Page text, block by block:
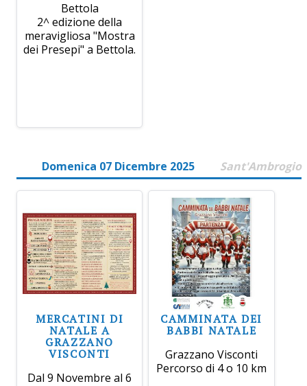
Bettola
2^ edizione della
meravigliosa "Mostra
dei Presepi" a Bettola.
Domenica 07 Dicembre 2025 Sant'Ambrogio
MERCATINI DI
NATALE A
GRAZZANO
VISCONTI
Dal 9 Novembre al 6
CAMMINATA DEI
BABBI NATALE
Grazzano Visconti
Percorso di 4 o 10 km